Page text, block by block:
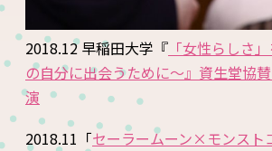
2018.12 早稲田大学『 「女性らしさ
の自分に出会うために～』資生堂協
演
2018.11「セーラームーン×モンスト